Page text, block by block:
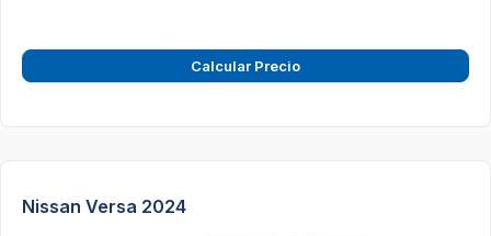
Calcular Precio
Nissan Versa 2024